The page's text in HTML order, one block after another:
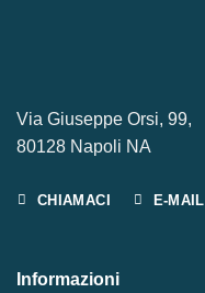
Via Giuseppe Orsi, 99,
80128 Napoli NA
CHIAMACI E-MAIL
Informazioni